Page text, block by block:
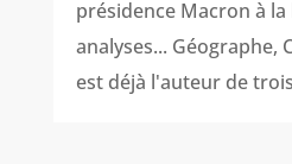
présidence Macron à
analyses... Géographe,
est déjà l'auteur de